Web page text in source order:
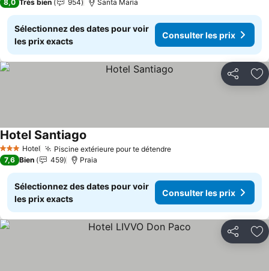
8,0 Très bien 954 Santa Maria
Sélectionnez des dates pour voir
les prix exacts
Consulter les prix
Partager
3 ÉtoilesHotel Piscine extérieure pour te détendreConsulter les prix
Hotel Santiago
7,6 Bien 459 Praia
Sélectionnez des dates pour voir
les prix exacts
Consulter les prix
Partager